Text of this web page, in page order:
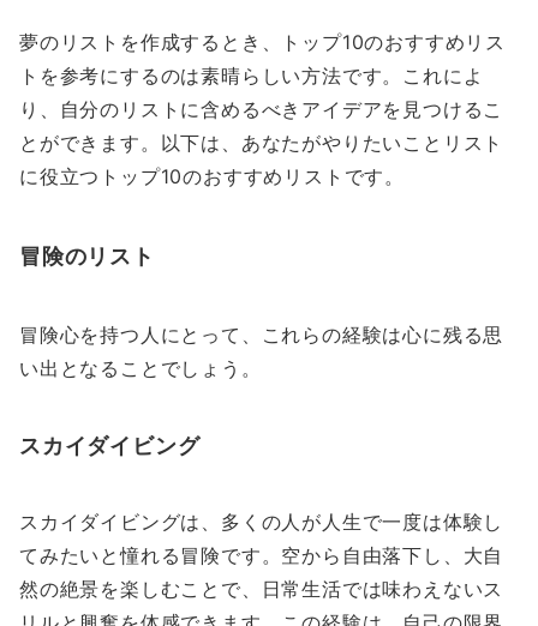
夢のリストを作成するとき、トップ10のおすすめリス
トを参考にするのは素晴らしい方法です。これによ
り、自分のリストに含めるべきアイデアを見つけるこ
とができます。以下は、あなたがやりたいことリスト
に役立つトップ10のおすすめリストです。
冒険のリスト
冒険心を持つ人にとって、これらの経験は心に残る思
い出となることでしょう。
スカイダイビング
スカイダイビングは、多くの人が人生で一度は体験し
てみたいと憧れる冒険です。空から自由落下し、大自
然の絶景を楽しむことで、日常生活では味わえないス